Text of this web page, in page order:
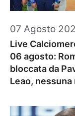
07 Agosto
Live
06 agosto:
bloccata da
Leao,